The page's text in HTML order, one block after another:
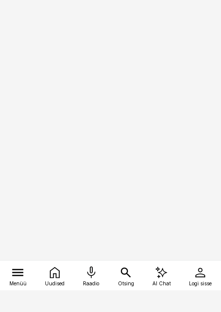
Menüü Uudised Raadio Otsing AI Chat Logi sisse